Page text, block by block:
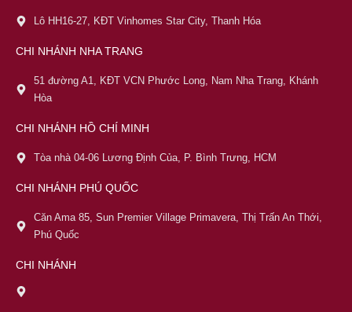
Lô HH16-27, KĐT Vinhomes Star City, Thanh Hóa
CHI NHÁNH NHA TRANG
51 đường A1, KĐT VCN Phước Long, Nam Nha Trang, Khánh
Hòa
CHI NHÁNH HỒ CHÍ MINH
Tòa nhà 04-06 Lương Định Của, P. Bình Trưng, HCM
CHI NHÁNH PHÚ QUỐC
Căn Ama 85, Sun Premier Village Primavera, Thị Trấn An Thới,
Phú Quốc
CHI NHÁNH